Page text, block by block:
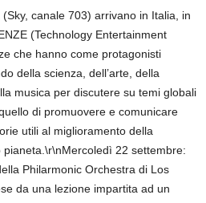
canale 703) arrivano in Italia, in
(Technology Entertainment
che hanno come protagonisti
della scienza, dell’arte, della
musica per discutere su temi globali
di promuovere e comunicare
utili al miglioramento della
22 settembre:
Philarmonic Orchestra di Los
da una lezione impartita ad un